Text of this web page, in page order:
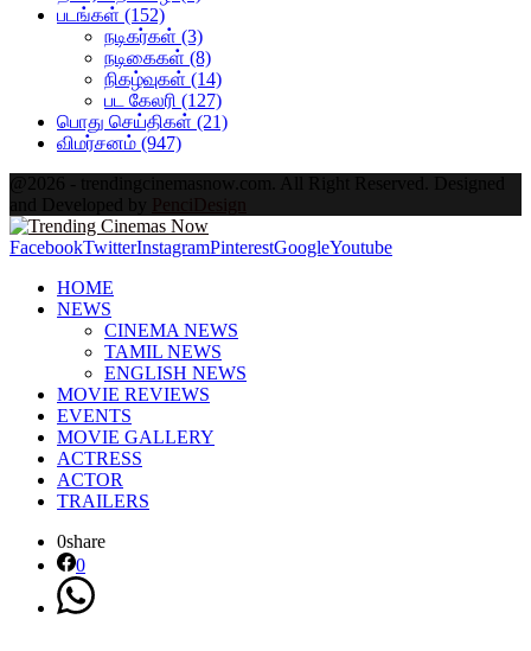
படங்கள் (152)
நடிகர்கள் (3)
நடிகைகள் (8)
நிகழ்வுகள் (14)
பட கேலரி (127)
பொது செய்திகள் (21)
விமர்சனம் (947)
@2026 - trendingcinemasnow.com. All Right Reserved. Designed
and Developed by PenciDesign
FacebookTwitterInstagramPinterestGoogleYoutube
HOME
NEWS
CINEMA NEWS
TAMIL NEWS
ENGLISH NEWS
MOVIE REVIEWS
EVENTS
MOVIE GALLERY
ACTRESS
ACTOR
TRAILERS
0share
0